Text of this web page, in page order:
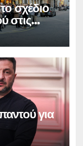
σχέδιο
στις
για